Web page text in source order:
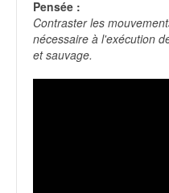
Pensée :
Contraster les
nécessaire à l'exécution
et sauvage.